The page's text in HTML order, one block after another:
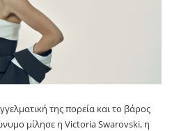
της πορεία και το βάρος
μίλησε η Victoria Swarovski, η